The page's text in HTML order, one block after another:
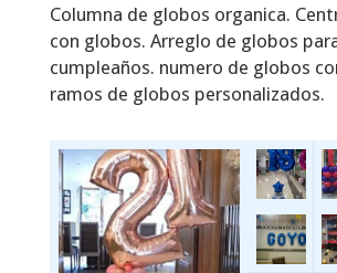
Columna de globos organica.
con globos. Arreglo de globos
cumpleaños. numero de globos
ramos de globos personalizados.